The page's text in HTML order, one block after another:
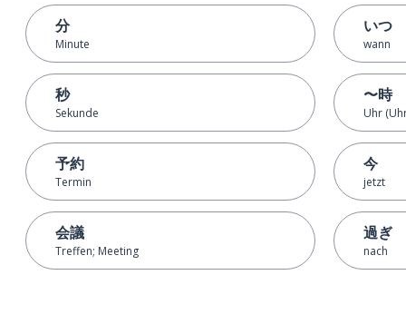
分
Minute
秒
Sekunde
予約
Termin
会議
Treffen; Meeting
いつ
wann
〜時
Uhr
今
jetzt
過ぎ
nach